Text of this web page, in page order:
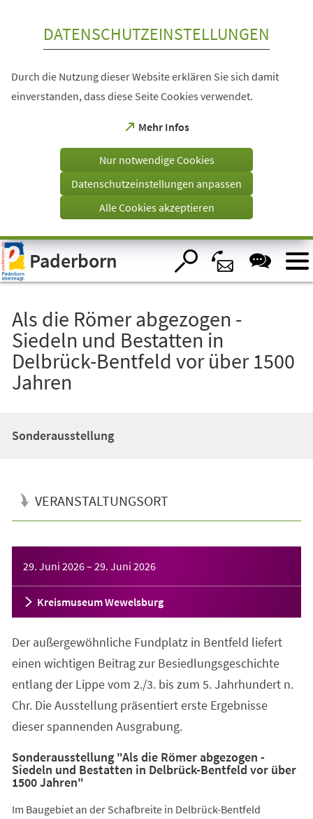
Visuelle
Assistenzsoftware
öffnen.
DATENSCHUTZEINSTELLUNGEN
Durch die Nutzung dieser Website erklären Sie sich damit
einverstanden, dass diese Seite Cookies verwendet.
Mehr Infos
(Öffnet
einem
Tab)
Nur notwendige Cookies
Datenschutzeinstellungen anpassen
Alle Cookies akzeptieren
Paderborn
Als die Römer abgezogen -
Siedeln und Bestatten in
Delbrück-Bentfeld vor über 1500
Jahren
Sonderausstellung
VERANSTALTUNGSORT
29. Juni 2026– 29. Juni 2026
Kreismuseum Wewelsburg
Der außergewöhnliche Fundplatz in Bentfeld liefert
einen wichtigen Beitrag zur Besiedlungsgeschichte
entlang der Lippe vom 2./3. bis zum 5. Jahrhundert n.
Chr. Die Ausstellung präsentiert erste Ergebnisse
dieser spannenden Ausgrabung.
Sonderausstellung "Als die Römer abgezogen -
Siedeln und Bestatten in Delbrück-Bentfeld vor über
1500 Jahren"
Im Baugebiet an der Schafbreite in Delbrück-Bentfeld